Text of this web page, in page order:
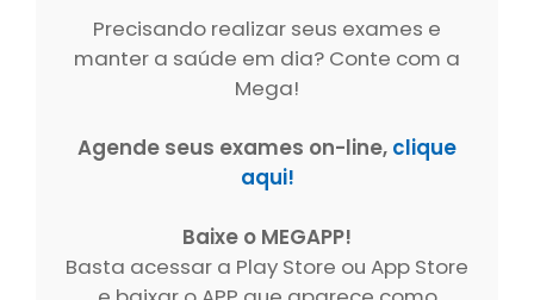
Precisando realizar seus exames e
manter a saúde em dia? Conte com a
Mega!
Agende seus exames on-line, clique
aqui!
Baixe o MEGAPP!
Basta acessar a Play Store ou App Store